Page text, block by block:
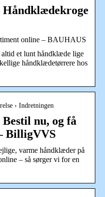
online – BAUHAUS
et lunt håndklæde lige
håndklædetørrere hos
› Indretningen
nu, og få
BilligVVS
varme håndklæder på
– så sørger vi for en